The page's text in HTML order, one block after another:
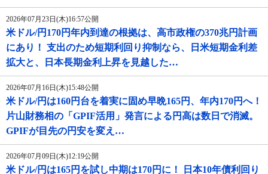
2026年07月23日(木)16:57公開
米ドル/円170円年内到達の根拠は、高市政権の370兆円計画
にあり！ 支出のため短期利回り抑制なら、日米短期金利差
拡大と、日本長期金利上昇を見越した…
2026年07月16日(木)15:48公開
米ドル/円は160円台を着実に固め早晩165円、年内170円へ！
片山財務相の「GPIF活用」発言による円高は数日で消滅。
GPIFが目先の円安を変え…
2026年07月09日(木)12:19公開
米ドル/円は165円を試し中期は170円に！ 日本10年債利回り